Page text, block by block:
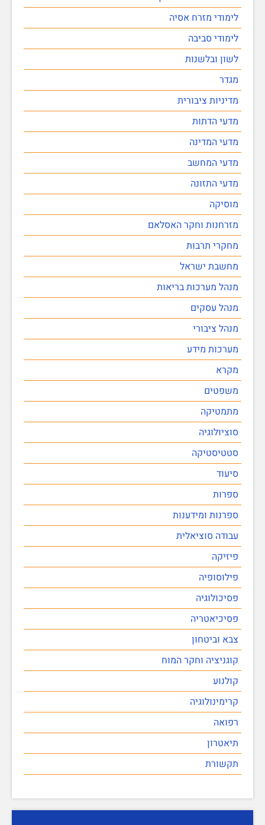
לימודי מזרח אסיה
לימודי סביבה
לשון ובלשנות
מגדר
מדיניות ציבורית
מדעי הדתות
מדעי המדינה
מדעי המחשב
מדעי התזונה
מוסיקה
מזרחנות וחקר האסלאם
מחקרי תרבות
מחשבת ישראל
מנהל מערכות בריאות
מנהל עסקים
מנהל ציבורי
מערכות מידע
מקרא
משפטים
מתמטיקה
סוציולוגיה
סטטיסטיקה
סיעוד
ספרות
ספרנות ומידענות
עבודה סוציאלית
פיזיקה
פילוסופיה
פסיכולוגיה
פסיכיאטריה
צבא וביטחון
קוגניציה וחקר המוח
קולנוע
קרימינולוגיה
רפואה
תיאטרון
תקשורת